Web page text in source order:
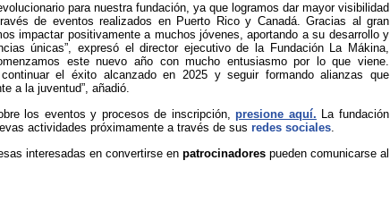
para nuestra fundación, ya que logramos dar mayor visibilidad
de eventos realizados en Puerto Rico y Canadá. Gracias al gran
impactar positivamente a muchos jóvenes, aportando a su desarrollo y
únicas”, expresó el director ejecutivo de la Fundación La Mákina,
este nuevo año con mucho entusiasmo por lo que viene.
el éxito alcanzado en 2025 y seguir formando alianzas que
a la juventud”, añadió.
los eventos y procesos de inscripción,presione aquí. La fundación
actividades próximamente a través de sus redes sociales.
interesadas en convertirse en patrocinadores pueden comunicarse al